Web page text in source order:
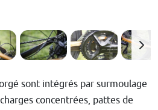
sont intégrés par surmoulage
concentrées, pattes de